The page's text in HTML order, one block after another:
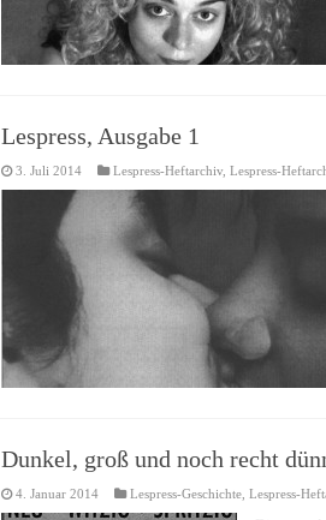
Lespress, Ausgabe 1
3. Juli 2014 Lespress-Heftarchiv, Lespress-
Dunkel, groß und noch recht
4. Januar 2014 Lespress-Geschichte, Lespress-